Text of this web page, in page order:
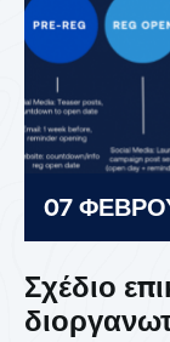
07
Σχέδιο